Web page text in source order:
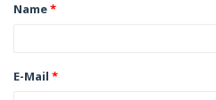
Name*
E-Mail *